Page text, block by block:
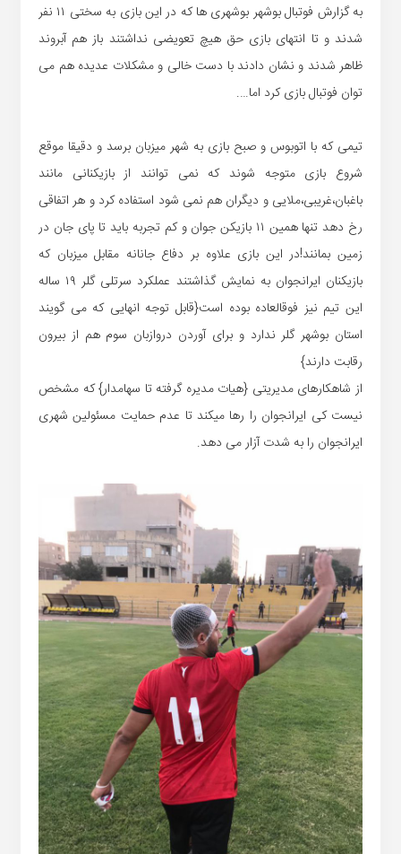
به گزارش فوتبال بوشهر بوشهری ها که در این بازی به سختی ۱۱ نفر
شدند و تا انتهای بازی حق هیچ تعویضی نداشتند باز هم آبروند
ظاهر شدند و نشان دادند با دست خالی و مشکلات عدیده هم می
توان فوتبال بازی کرد اما….
تیمی که با اتوبوس و صبح بازی به شهر میزبان برسد و دقیقا موقع
شروع بازی متوجه شوند که نمی توانند از بازیکنانی مانند
باغبان،غریبی،ملایی و دیگران هم نمی شود استفاده کرد و هر اتفاقی
رخ دهد تنها همین ۱۱ بازیکن جوان و کم تجربه باید تا پای جان در
زمین بمانند!در این بازی علاوه بر دفاع جانانه مقابل میزبان که
بازیکنان ایرانجوان به نمایش گذاشتند عملکرد سرتلی گلر ۱۹ ساله
این تیم نیز فوقالعاده بوده است{قابل توجه انهایی که می گویند
استان بوشهر گلر ندارد و برای آوردن دروازبان سوم هم از بیرون
رقابت دارند}
از شاهکارهای مدیریتی {هیات مدیره گرفته تا سهامدار} که مشخص
نیست کی ایرانجوان را رها میکند تا عدم حمایت مسئولین شهری
ایرانجوان را به شدت آزار می دهد.